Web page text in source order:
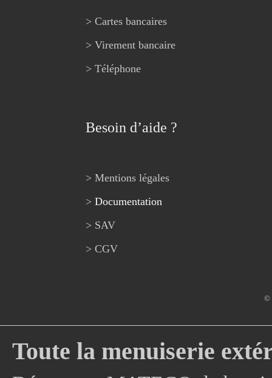
> Cartes bancaires
> Virement bancaire
> Téléphone
Besoin d’aide ?
> Mentions légales
> Documentation
> SAV
> CGV
©
Toute la menuiserie